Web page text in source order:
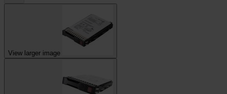
View larger image